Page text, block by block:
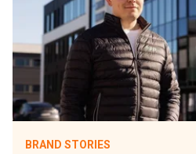
BRAND STORIES